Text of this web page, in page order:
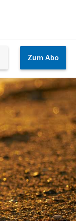
Zum Abo